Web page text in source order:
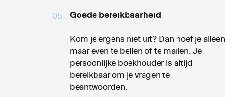
05 Goede bereikbaarheid
Kom je ergens niet uit? Dan hoef je alleen
maar even te bellen of te mailen. Je
persoonlijke boekhouder is altijd
bereikbaar om je vragen te
beantwoorden.